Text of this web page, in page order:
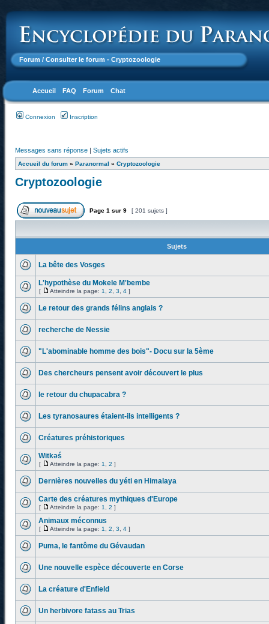
Forum / Consulter le forum - Cryptozoologie
Accueil FAQ Forum Chat
Connexion Inscription
Messages sans réponse | Sujets actifs
Accueil du forum » Paranormal » Cryptozoologie
Cryptozoologie
Page 1 sur 9 [ 201 sujets ]
Sujets
La bête des Vosges
L'hypothèse du Mokele M'bembe
[ Atteindre la page: 1 2 3 4 ]
Le retour des grands félins anglais ?
recherche de Nessie
"L'abominable homme des bois"- Docu sur la 5ème
Des chercheurs pensent avoir découvert le plus
le retour du chupacabra ?
Les tyranosaures étaient-ils intelligents ?
Créatures préhistoriques
Witkəś
[ Atteindre la page: 1 2 ]
Dernières nouvelles du yéti en Himalaya
Carte des créatures mythiques d'Europe
[ Atteindre la page: 1 2 ]
Animaux méconnus
[ Atteindre la page: 1 2 3 4 ]
Puma, le fantôme du Gévaudan
Une nouvelle espèce découverte en Corse
La créature d'Enfield
Un herbivore fatass au Trias